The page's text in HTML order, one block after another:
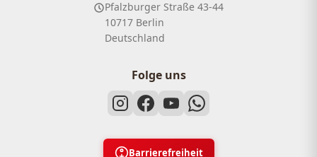
Pfalzburger Straße 43-44
10717 Berlin
Deutschland
Folge uns
Barrierefreiheit